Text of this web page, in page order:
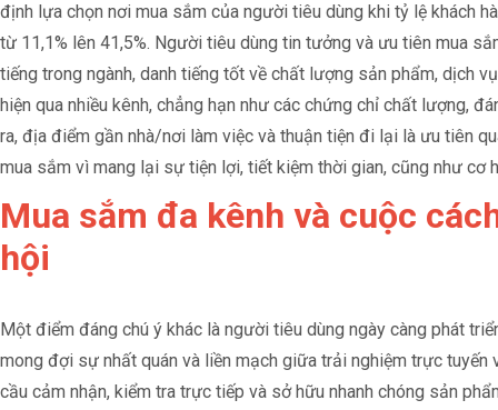
định lựa chọn nơi mua sắm của người tiêu dùng khi tỷ lệ khách
từ 11,1% lên 41,5%. Người tiêu dùng tin tưởng và ưu tiên mua
tiếng trong ngành, danh tiếng tốt về chất lượng sản phẩm, dịch
hiện qua nhiều kênh, chẳng hạn như các chứng chỉ chất lượng,
ra, địa điểm gần nhà/nơi làm việc và thuận tiện đi lại là ưu tiên
mua sắm vì mang lại sự tiện lợi, tiết kiệm thời gian, cũng như cơ
Mua sắm đa kênh và cuộc
hội
Một điểm đáng chú ý khác là người tiêu dùng ngày càng phát
mong đợi sự nhất quán và liền mạch giữa trải nghiệm trực tuyến
cầu cảm nhận, kiểm tra trực tiếp và sở hữu nhanh chóng sản